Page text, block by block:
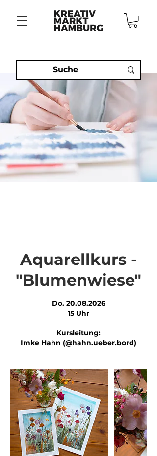
Aquarellkurs -
"Blumenwiese"
Do. 20.08.2026
15 Uhr
Kursleitung:
Imke Hahn (@hahn.ueber.bord)